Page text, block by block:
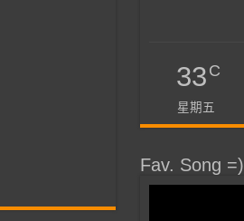
33C
星期五
Fav. Song =)